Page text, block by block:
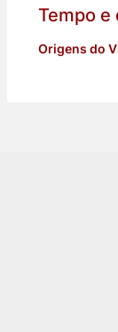
Tempo e
Origens do